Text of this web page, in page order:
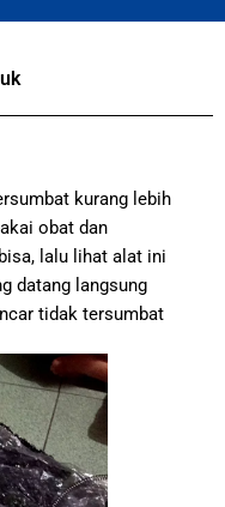
kurang lebih
obat dan
lalu lihat alat ini
datang langsung
tidak tersumbat